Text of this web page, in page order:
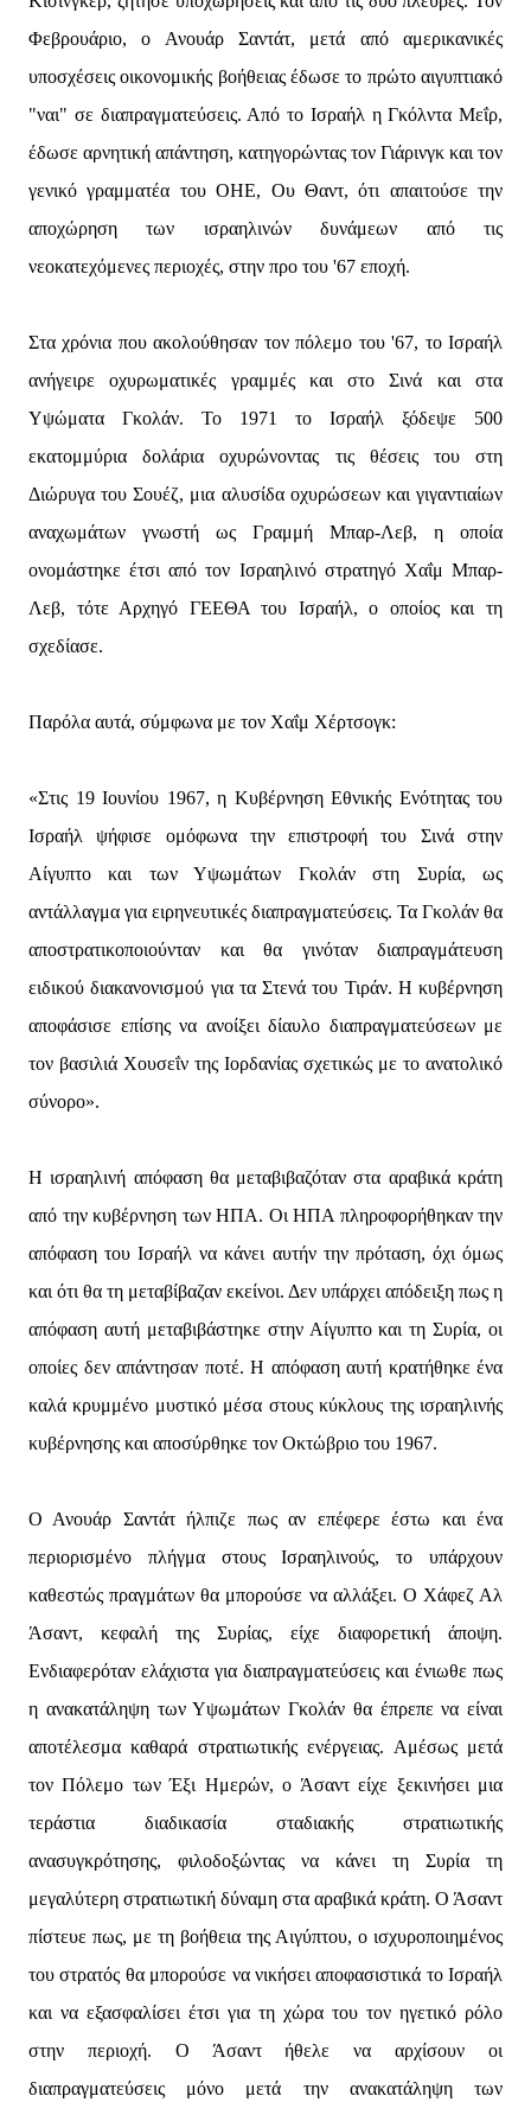
Φεβρουάριο, ο Ανουάρ Σαντάτ, μετά από αμερικανικές
υποσχέσεις οικονομικής βοήθειας έδωσε το πρώτο αιγυπτιακό
"ναι" σε διαπραγματεύσεις. Από το Ισραήλ η Γκόλντα Μεΐρ,
έδωσε αρνητική απάντηση, κατηγορώντας τον Γιάρινγκ και τον
γενικό γραμματέα του ΟΗΕ, Ου Θαντ, ότι απαιτούσε την
αποχώρηση των ισραηλινών δυνάμεων από τις
νεοκατεχόμενες περιοχές, στην προ του '67 εποχή.
Στα χρόνια που ακολούθησαν τον πόλεμο του '67, το Ισραήλ
ανήγειρε οχυρωματικές γραμμές και στο Σινά και στα
Υψώματα Γκολάν. Το 1971 το Ισραήλ ξόδεψε 500
εκατομμύρια δολάρια οχυρώνοντας τις θέσεις του στη
Διώρυγα του Σουέζ, μια αλυσίδα οχυρώσεων και γιγαντιαίων
αναχωμάτων γνωστή ως Γραμμή Μπαρ-Λεβ, η οποία
ονομάστηκε έτσι από τον Ισραηλινό στρατηγό Χαΐμ Μπαρ-
Λεβ, τότε Αρχηγό ΓΕΕΘΑ του Ισραήλ, ο οποίος και τη
σχεδίασε.
Παρόλα αυτά, σύμφωνα με τον Χαΐμ Χέρτσογκ:
«Στις 19 Ιουνίου 1967, η Κυβέρνηση Εθνικής Ενότητας του
Ισραήλ ψήφισε ομόφωνα την επιστροφή του Σινά στην
Αίγυπτο και των Υψωμάτων Γκολάν στη Συρία, ως
αντάλλαγμα για ειρηνευτικές διαπραγματεύσεις. Τα Γκολάν θα
αποστρατικοποιούνταν και θα γινόταν διαπραγμάτευση
ειδικού διακανονισμού για τα Στενά του Τιράν. Η κυβέρνηση
αποφάσισε επίσης να ανοίξει δίαυλο διαπραγματεύσεων με
τον βασιλιά Χουσεΐν της Ιορδανίας σχετικώς με το ανατολικό
σύνορο».
Η ισραηλινή απόφαση θα μεταβιβαζόταν στα αραβικά κράτη
από την κυβέρνηση των ΗΠΑ. Οι ΗΠΑ πληροφορήθηκαν την
απόφαση του Ισραήλ να κάνει αυτήν την πρόταση, όχι όμως
και ότι θα τη μεταβίβαζαν εκείνοι. Δεν υπάρχει απόδειξη πως η
απόφαση αυτή μεταβιβάστηκε στην Αίγυπτο και τη Συρία, οι
οποίες δεν απάντησαν ποτέ. Η απόφαση αυτή κρατήθηκε ένα
καλά κρυμμένο μυστικό μέσα στους κύκλους της ισραηλινής
κυβέρνησης και αποσύρθηκε τον Οκτώβριο του 1967.
Ο Ανουάρ Σαντάτ ήλπιζε πως αν επέφερε έστω και ένα
περιορισμένο πλήγμα στους Ισραηλινούς, το υπάρχουν
καθεστώς πραγμάτων θα μπορούσε να αλλάξει. Ο Χάφεζ Αλ
Άσαντ, κεφαλή της Συρίας, είχε διαφορετική άποψη.
Ενδιαφερόταν ελάχιστα για διαπραγματεύσεις και ένιωθε πως
η ανακατάληψη των Υψωμάτων Γκολάν θα έπρεπε να είναι
αποτέλεσμα καθαρά στρατιωτικής ενέργειας. Αμέσως μετά
τον Πόλεμο των Έξι Ημερών, ο Άσαντ είχε ξεκινήσει μια
τεράστια διαδικασία σταδιακής στρατιωτικής
ανασυγκρότησης, φιλοδοξώντας να κάνει τη Συρία τη
μεγαλύτερη στρατιωτική δύναμη στα αραβικά κράτη. Ο Άσαντ
πίστευε πως, με τη βοήθεια της Αιγύπτου, ο ισχυροποιημένος
του στρατός θα μπορούσε να νικήσει αποφασιστικά το Ισραήλ
και να εξασφαλίσει έτσι για τη χώρα του τον ηγετικό ρόλο
στην περιοχή. Ο Άσαντ ήθελε να αρχίσουν οι
διαπραγματεύσεις μόνο μετά την ανακατάληψη των